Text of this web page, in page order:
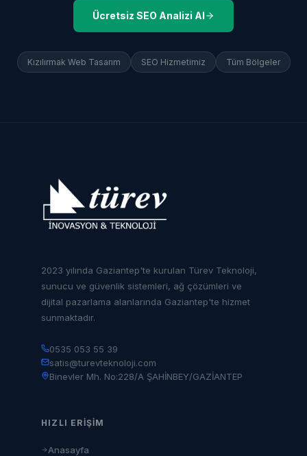
Ücretsiz SEO Analizi Al
Kızılırmak Web Tasarım SEO Hizmetimiz Tüm Bölgeler
2023 yılında Gaziantep'te kurulan Türev Teknoloji,
sunucu ve güvenlik sistemleri, ağ çözümleri ve
dijital pazarlama alanlarında Gaziantep'te hizmet
sunmaktadır.
0535 053 55 39
satis@turevteknoloji.com
Binevler Mh. No:228/A ŞAHİNBEY/GAZİANTEP
HIZLI ERIŞIM
Anasayfa